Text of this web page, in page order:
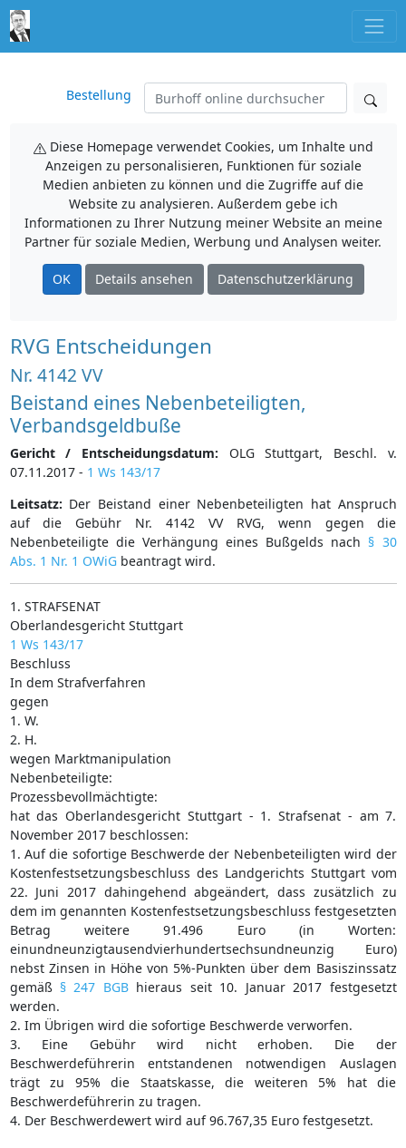
Bestellung
Diese Homepage verwendet Cookies, um Inhalte und
Anzeigen zu personalisieren, Funktionen für soziale
Medien anbieten zu können und die Zugriffe auf die
Website zu analysieren. Außerdem gebe ich
Informationen zu Ihrer Nutzung meiner Website an meine
Partner für soziale Medien, Werbung und Analysen weiter.
OK Details ansehen Datenschutzerklärung
RVG Entscheidungen
Nr. 4142 VV
Beistand eines Nebenbeteiligten,
Verbandsgeldbuße
Gericht / Entscheidungsdatum: OLG Stuttgart, Beschl. v.
07.11.2017 - 1 Ws 143/17
Leitsatz: Der Beistand einer Nebenbeteiligten hat Anspruch
auf die Gebühr Nr. 4142 VV RVG, wenn gegen die
Nebenbeteiligte die Verhängung eines Bußgelds nach § 30
Abs. 1 Nr. 1 OWiGbeantragt wird.
1. STRAFSENAT
Oberlandesgericht Stuttgart
1 Ws 143/17
Beschluss
In dem Strafverfahren
gegen
1. W.
2. H.
wegen Marktmanipulation
Nebenbeteiligte:
Prozessbevollmächtigte:
hat das Oberlandesgericht Stuttgart - 1. Strafsenat - am 7.
November 2017 beschlossen:
1. Auf die sofortige Beschwerde der Nebenbeteiligten wird der
Kostenfestsetzungsbeschluss des Landgerichts Stuttgart vom
22. Juni 2017 dahingehend abgeändert, dass zusätzlich zu
dem im genannten Kostenfestsetzungsbeschluss festgesetzten
Betrag weitere 91.496 Euro (in Worten:
einundneunzigtausendvierhundertsechsundneunzig Euro)
nebst Zinsen in Höhe von 5%-Punkten über dem Basiszinssatz
gemäß § 247 BGBhieraus seit 10. Januar 2017 festgesetzt
werden.
2. Im Übrigen wird die sofortige Beschwerde verworfen.
3. Eine Gebühr wird nicht erhoben. Die der
Beschwerdeführerin entstandenen notwendigen Auslagen
trägt zu 95% die Staatskasse, die weiteren 5% hat die
Beschwerdeführerin zu tragen.
4. Der Beschwerdewert wird auf 96.767,35 Euro festgesetzt.